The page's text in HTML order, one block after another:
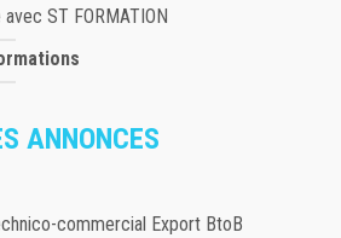
ST FORMATION
ANNONCES
commercial Export BtoB